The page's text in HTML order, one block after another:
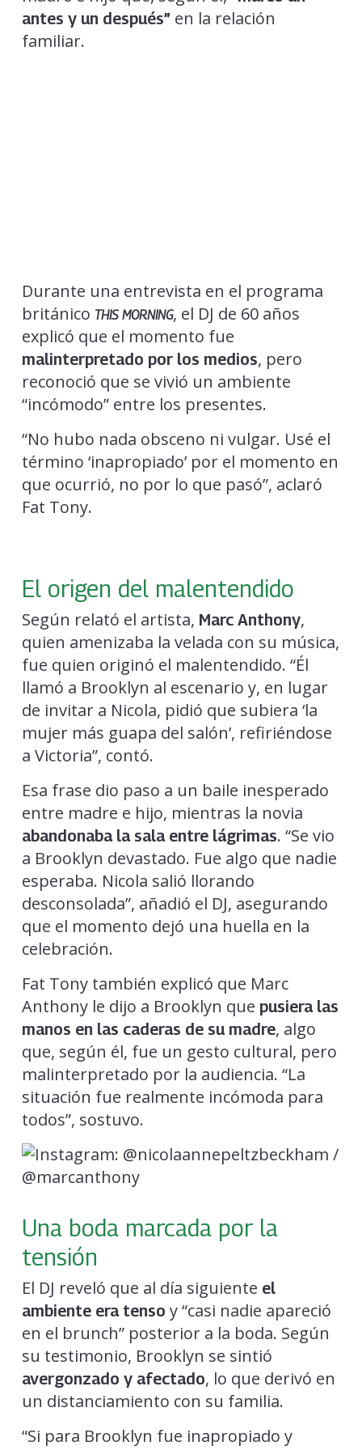
antes y un después” en la relación
familiar.
Durante una entrevista en el programa
británico THIS MORNING, el DJ de 60 años
explicó que el momento fue
malinterpretado por los medios, pero
reconoció que se vivió un ambiente
“incómodo” entre los presentes.
“No hubo nada obsceno ni vulgar. Usé el
término ‘inapropiado’ por el momento en
que ocurrió, no por lo que pasó”, aclaró
Fat Tony.
El origen del malentendido
Según relató el artista, Marc Anthony,
quien amenizaba la velada con su música,
fue quien originó el malentendido. “Él
llamó a Brooklyn al escenario y, en lugar
de invitar a Nicola, pidió que subiera ‘la
mujer más guapa del salón’, refiriéndose
a Victoria”, contó.
Esa frase dio paso a un baile inesperado
entre madre e hijo, mientras la novia
abandonaba la sala entre lágrimas. “Se vio
a Brooklyn devastado. Fue algo que nadie
esperaba. Nicola salió llorando
desconsolada”, añadió el DJ, asegurando
que el momento dejó una huella en la
celebración.
Fat Tony también explicó que Marc
Anthony le dijo a Brooklyn que pusiera las
manos en las caderas de su madre, algo
que, según él, fue un gesto cultural, pero
malinterpretado por la audiencia. “La
situación fue realmente incómoda para
todos”, sostuvo.
Una boda marcada por la
tensión
El DJ reveló que al día siguiente el
ambiente era tenso y “casi nadie apareció
en el brunch” posterior a la boda. Según
su testimonio, Brooklyn se sintió
avergonzado y afectado, lo que derivó en
un distanciamiento con su familia.
“Si para Brooklyn fue inapropiado y